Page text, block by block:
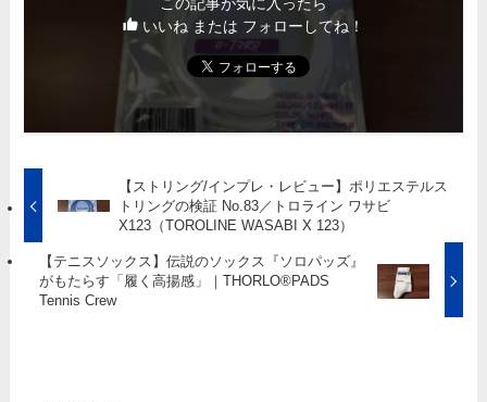
いいね または フォローしてね！
【ストリング/インプレ・レビュー】ポリエステルス
トリングの検証 No.83／トロライン ワサビ
X123（TOROLINE WASABI X 123）
【テニスソックス】伝説のソックス『ソロパッズ』
がもたらす「履く高揚感」｜THORLO®PADS
Tennis Crew